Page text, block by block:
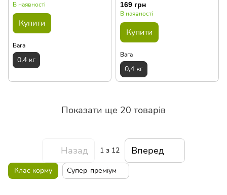
В наявності
Купити
Вага
0,4 кг
169 грн
В наявності
Купити
Вага
0,4 кг
Показати ще 20 товарів
Назад 1 з 12 Вперед
Клас корму Супер-преміум